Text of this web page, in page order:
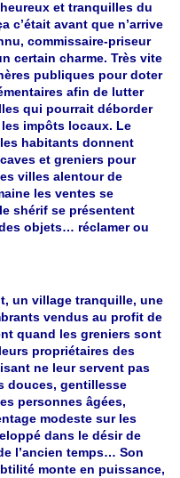
et tranquilles du
c’était avant que n’arrive
commissaire-priseur
certain charme. Très vite
publiques pour doter
afin de lutter
qui pourrait déborder
impôts locaux. Le
habitants donnent
et greniers pour
villes alentour de
les ventes se
shérif se présentent
objets… réclamer ou
un village tranquille, une
vendus au profit de
quand les greniers sont
propriétaires des
ne leur servent pas
douces, gentillesse
personnes âgées,
modeste sur les
dans le désir de
l’ancien temps… Son
monte en puissance,